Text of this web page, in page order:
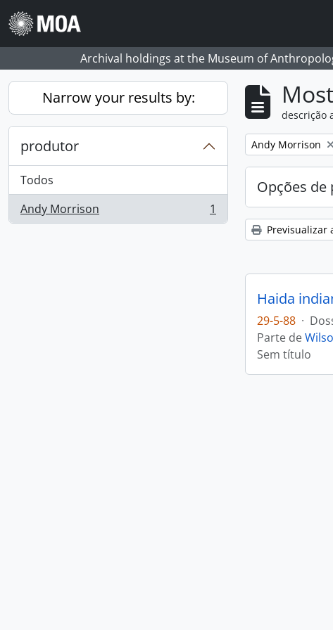
Skip to main content
Archival holdings at the Museum of
Narrow your results by:
produtor
Todos
Andy Morrison
, 1 resultados 1
descrição
Remove filter:
Andy Morrison
Opções de
Previsualizar
Haida
29-5-88 ·
Parte de
Sem título